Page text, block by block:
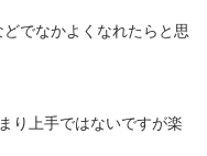
でなかよくなれたらと思
り上手ではないですが楽